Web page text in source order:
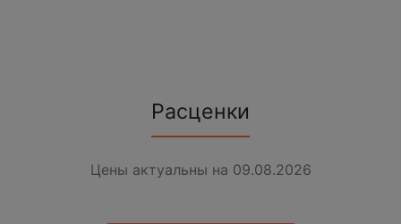
Расценки
Цены актуальны на 09.08.2026